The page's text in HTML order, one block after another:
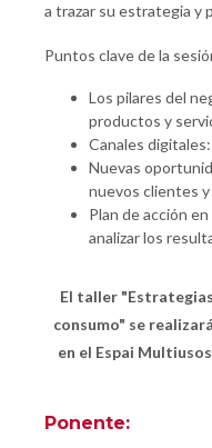
a trazar su estrategia y
Puntos clave de la
Los pilares del
productos y
Canales
Nuevas
nuevos clientes
Plan de acción
analizar los
El taller
consumo" se
en el Espai
Ponente: